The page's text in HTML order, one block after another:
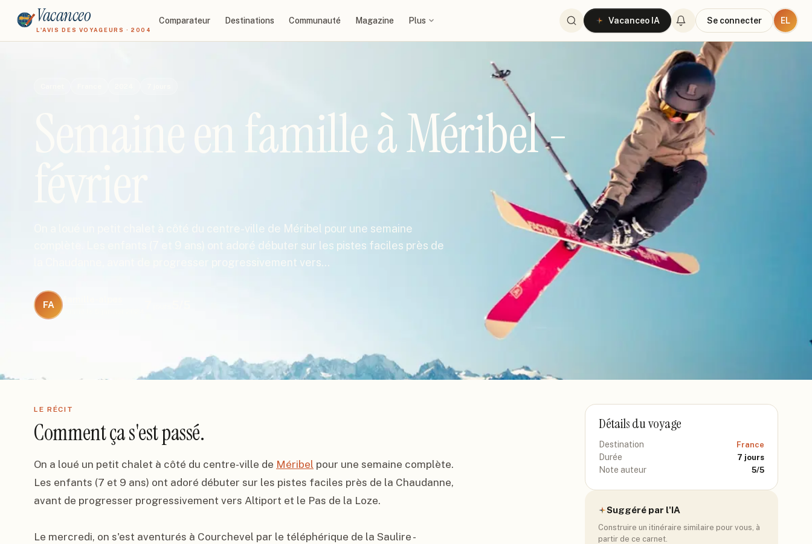
Vacanceo
L'AVIS DES VOYAGEURS · 2004
Comparateur Destinations Communauté Magazine Plus Vacanceo IA Se connecter EL
Semaine en famille à Méribel -
On a loué un petit chalet à côté du centre-ville de Méribel pour une semaine
complète. Les enfants (7 et 9 ans) ont adoré débuter sur les pistes faciles près de
la Chaudanne, avant de progresser progressivement vers…
FA
LE RÉCIT
Comment ça s'est passé.
On a loué un petit chalet à côté du centre-ville de Méribel pour une semaine complète.
Les enfants (7 et 9 ans) ont adoré débuter sur les pistes faciles près de la Chaudanne,
avant de progresser progressivement vers Altiport et le Pas de la Loze.
Le mercredi, on s'est aventurés à Courchevel par le téléphérique de la Saulire -
Détails du voyage
Destination France
Durée 7 jours
Note auteur 5/5
Suggéré par l'IA
Construire un itinéraire similaire pour vous, à
partir de ce carnet.